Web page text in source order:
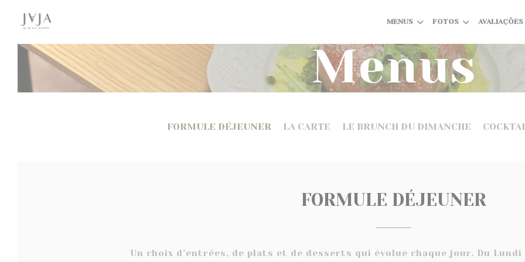
MENUS FOTOS AVALIAÇÕES
Menus
FORMULE DÉJEUNER LA CARTE LE BRUNCH DU DIMANCHE
FORMULE DÉJEUNER
Un choix d’entrées, de plats et de desserts qui évolue chaque jour. Du